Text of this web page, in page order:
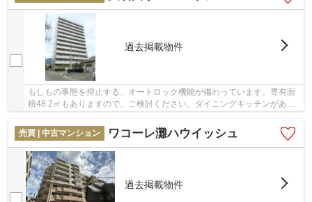
過去掲載物件
もしもの事態を抑止する、オートロック機能が備わっています。専有面
積48.2㎡もありますので、ご検討ください。ダイニングキッチンがある
売買 | 中古マンション
ワコーレ灘ハウイッシュ
過去掲載物件